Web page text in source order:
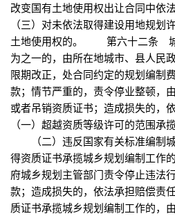
改变国有土地使用权出让合同中
（三）对未依法取得建设用地规划
土地使用权的。 第六十二条 城
为之一的，由所在地城市、县人民
限期改正，处合同约定的规划编制
款；情节严重的，责令停业整顿，
或者吊销资质证书；造成损失的
（一）超越资质等级许可的范围承
（二）违反国家有关标准编
得资质证书承揽城乡规划编制工作
府城乡规划主管部门责令停止违法
款；造成损失的，依法承担赔偿
质证书承揽城乡规划编制工作的，